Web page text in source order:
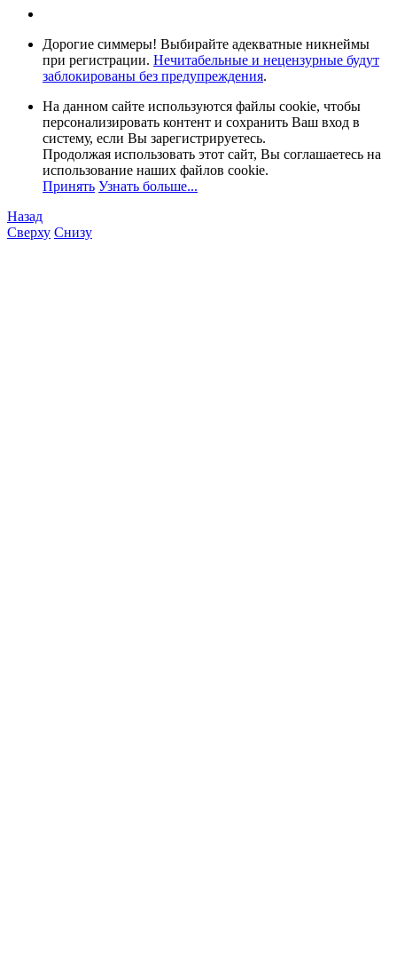
Дорогие симмеры! Выбирайте адекватные никнеймы
при регистрации. Нечитабельные и нецензурные будут
заблокированы без предупреждения.
На данном сайте используются файлы cookie, чтобы
персонализировать контент и сохранить Ваш вход в
систему, если Вы зарегистрируетесь.
Продолжая использовать этот сайт, Вы соглашаетесь на
использование наших файлов cookie.
Принять Узнать больше...
Назад
Сверху Снизу